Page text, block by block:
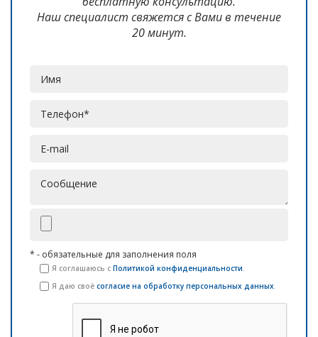
Наш специалист свяжется с Вами в течение
20 минут.
* - обязательные для заполнения поля
Я соглашаюсь с Политикой конфиденциальности.
Я даю своё согласие на обработку персональных данных.